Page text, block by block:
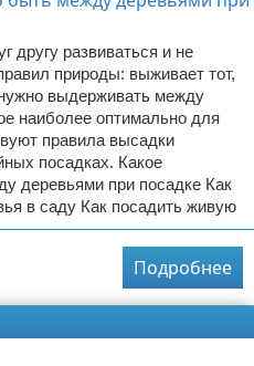
другу развиваться и не
природы: выживает тот,
выдерживать между
наиболее оптимально для
правила высадки
посадках. Какое
деревьями при посадке Как
в саду Как посадить живую
Подробнее